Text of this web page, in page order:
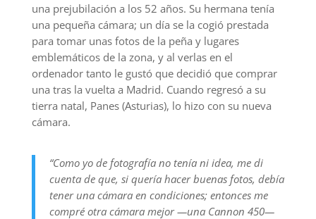
una prejubilación a los 52 años. Su hermana tenía
una pequeña cámara; un día se la cogió prestada
para tomar unas fotos de la peña y lugares
emblemáticos de la zona, y al verlas en el
ordenador tanto le gustó que decidió que comprar
una tras la vuelta a Madrid. Cuando regresó a su
tierra natal, Panes (Asturias), lo hizo con su nueva
cámara.
“Como yo de fotografía no tenía ni idea, me di
cuenta de que, si quería hacer buenas fotos, debía
tener una cámara en condiciones; entonces me
compré otra cámara mejor —una Cannon 450—